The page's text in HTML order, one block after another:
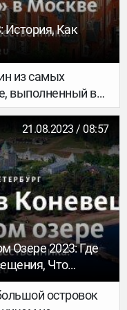
Как
из самых
выполненный в
называется
сказка»,
в Москве —
мечты
21.08.2023 / 08:57
Озере 2023: Где
Что
островок